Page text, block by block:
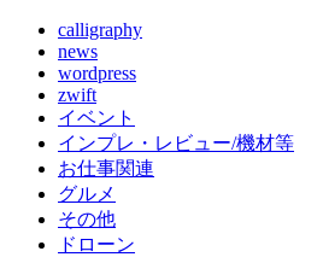
calligraphy
news
wordpress
zwift
イベント
インプレ・レビュー/機材等
お仕事関連
グルメ
その他
ドローン